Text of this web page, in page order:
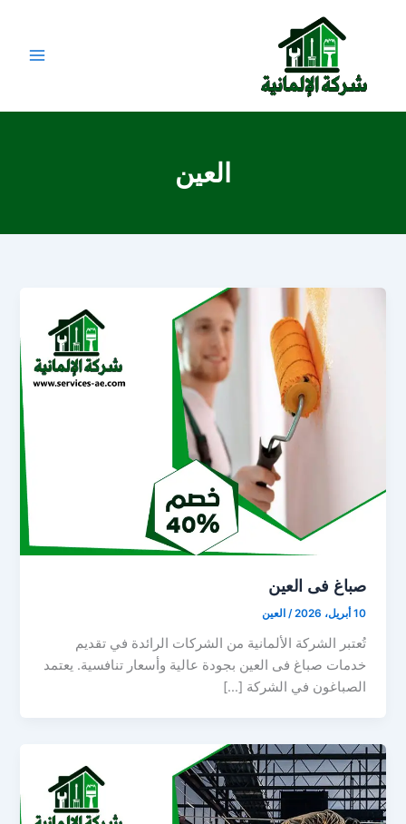
العين
صباغ فى العين
10 أبريل، 2026 / العين
تُعتبر الشركة الألمانية من الشركات الرائدة في تقديم
خدمات صباغ فى العين بجودة عالية وأسعار تنافسية. يعتمد
الصباغون في الشركة […]